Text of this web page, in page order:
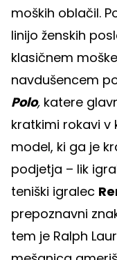
moških oblačil.
linijo ženskih
klasičnem
navdušencem
Polo, katere
kratkimi rokavi v
model, ki ga je
podjetja – lik
teniški igralec
prepoznavni
tem je Ralph